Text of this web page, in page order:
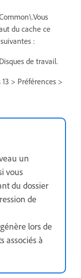
du cache ce
:
de travail.
> Préférences >
un
vous
du dossier
de
lors de
associés à